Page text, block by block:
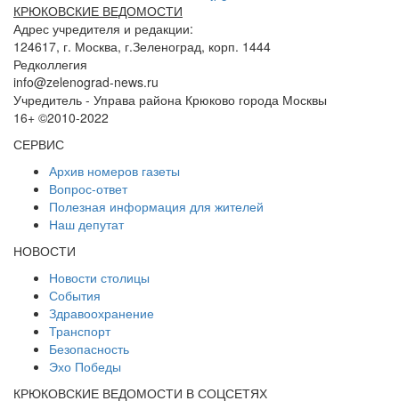
КРЮКОВСКИЕ ВЕДОМОСТИ
Адрес учредителя и редакции:
124617, г. Москва, г.Зеленоград, корп. 1444
Редколлегия
info@zelenograd-news.ru
Учредитель - Управа района Крюково города Москвы
16+ ©2010-2022
СЕРВИС
Архив номеров газеты
Вопрос-ответ
Полезная информация для жителей
Наш депутат
НОВОСТИ
Новости столицы
События
Здравоохранение
Транспорт
Безопасность
Эхо Победы
КРЮКОВСКИЕ ВЕДОМОСТИ В СОЦСЕТЯХ